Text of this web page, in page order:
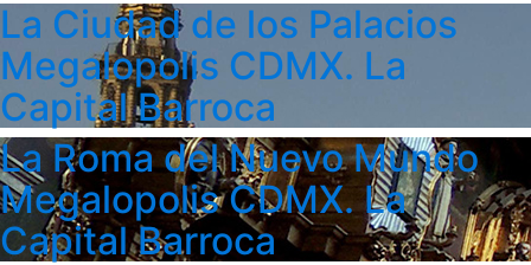
La Ciudad de los Palacios
Megalopolis CDMX. La
Capital Barroca
La Roma del Nuevo Mundo
Megalopolis CDMX. La
Capital Barroca